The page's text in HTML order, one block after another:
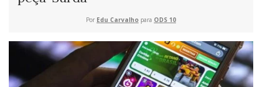
Por Edu Carvalho para ODS 10